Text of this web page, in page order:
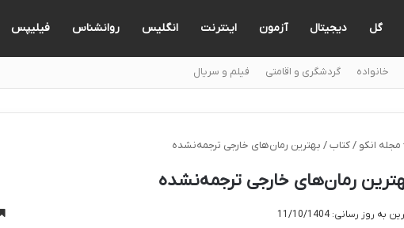
گل دیجیتال آزمون اینترنت انگلیس روانشناس فیلیپس
خانواده گردشگری و اقامتی فیلم و سریال
مجله انکو /کتاب/ بهترین رمان‌های خارجی ترجمه‌نشده
رمان‌های خارجی ترجمه‌نشده
به روز رسانی: 11/10/1404